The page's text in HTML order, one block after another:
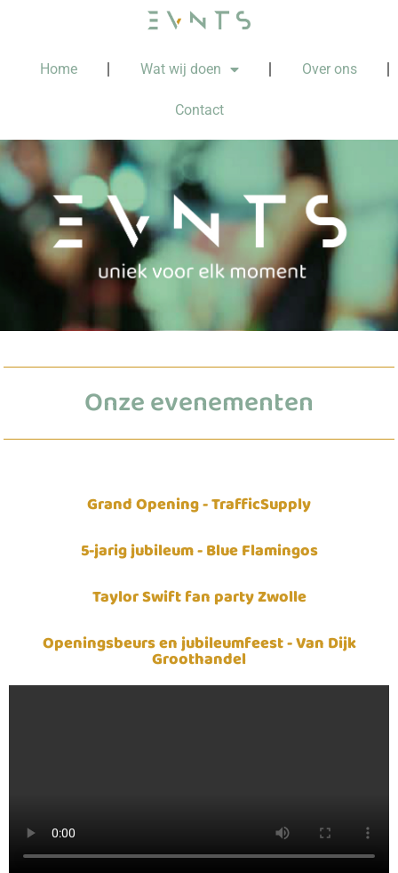
Home Wat wij doen Over ons
Contact
Onze evenementen
Grand Opening - TrafficSupply
5-jarig jubileum - Blue Flamingos
Taylor Swift fan party Zwolle
Openingsbeurs en jubileumfeest - Van Dijk
Groothandel